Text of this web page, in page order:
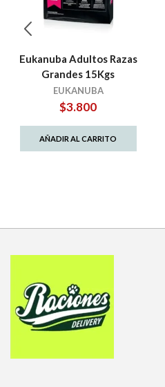
Eukanuba Adultos Razas
Grandes 15Kgs
EUKANUBA
$3.800
AÑADIR AL CARRITO